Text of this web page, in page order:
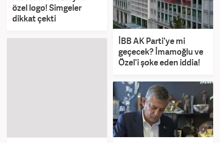
özel logo! Simgeler
dikkat çekti
İBB AK Parti'ye mi
geçecek? İmamoğlu ve
Özel'i şoke eden iddia!